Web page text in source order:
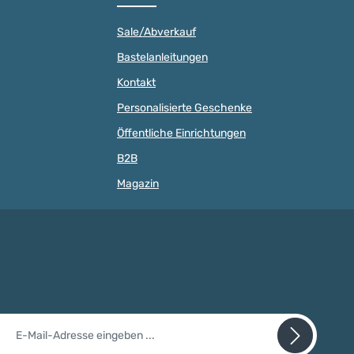
HolzMotiv:
15 mmFädelloch:
Qualität für
Punkte: Material:
AbbildungGröße: Durchmesser 29
Lochblume mit PunktenBohrung:
3mmHerstellungsland:
Deutschland ACHTUNG: WEGEN
VERSCHLUCKBARER KLEINTEILE
JAHREN GEEIGNET!
Sale/Abverkauf
Bastelanleitungen
Kontakt
Personalisierte Geschenke
Öffentliche Einrichtungen
B2B
Magazin
Adresse*